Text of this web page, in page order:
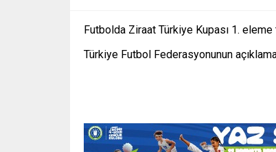
Futbolda Ziraat Türkiye Kupası 1.
Türkiye Futbol Federasyonunun